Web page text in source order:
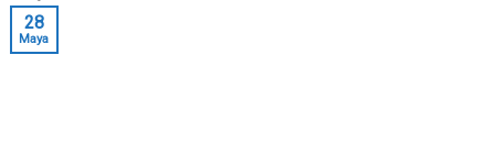
28
Maya